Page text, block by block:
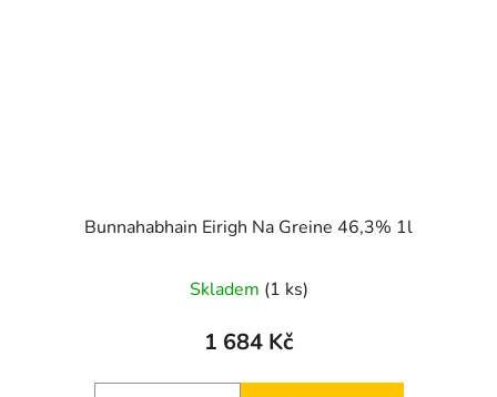
Bunnahabhain Eirigh Na Greine 46,3% 1l
Skladem (1 ks)
1 684 Kč